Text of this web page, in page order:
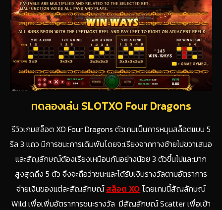
ทดลองเล่น SLOTXO Four Dragons
รีวิวเกมสล็อต XO Four Dragons ตัวเกมเป็นการหมุนสล็อตแบบ 5
รีล 3 แถว มีการชนะการเดิมพันโดยจะเรียงจากทางซ้ายไปขวาเสมอ
และสัญลักษณ์ต้องเรียงเหมือนกันอย่างน้อย 3 ตัวขึ้นไปและมาก
สูงสุดถึง 5 ตัว จึงจะถือว่าชนะและได้รับเงินรางวัลตามอัตราการ
จ่ายเงินของแต่ละสัญลักษณ์สล็อต XO โดยเกมนี้สัญลักษณ์
Wild เพื่อเพิ่มอัตราการชนะรางวัล มีสัญลักษณ์ Scatter เพื่อเข้า